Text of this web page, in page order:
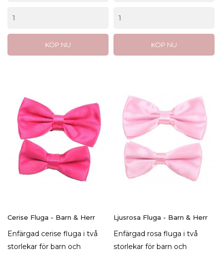
KÖP NU KÖP NU
Cerise Fluga - Barn & Herr
Enfärgad cerise fluga i två
storlekar för barn och
Ljusrosa Fluga - Barn & Herr
Enfärgad rosa fluga i två
storlekar för barn och